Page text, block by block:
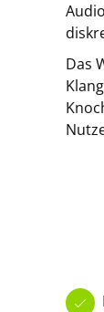
Das